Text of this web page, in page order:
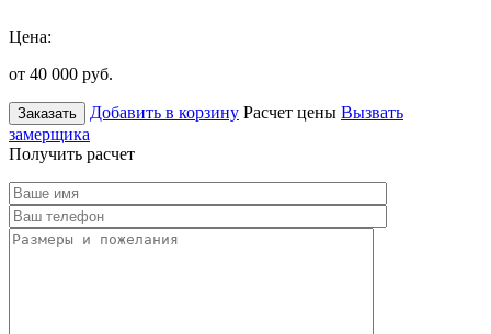
Цена:
от 40 000 руб.
Заказать Добавить в корзину Расчет цены Вызвать
замерщика
Получить расчет